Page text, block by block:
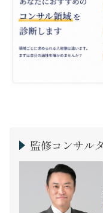
監修コンサル